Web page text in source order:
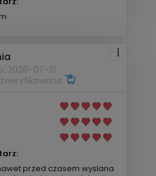
2026-07-21
przed czasem wyslana